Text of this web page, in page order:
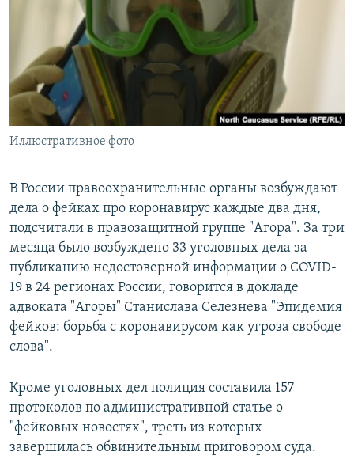
РАСПИСАНИЕ ВЕЩАНИЯ
ПОДПИШИТЕСЬ НА РАССЫЛКУ
СОЦИАЛЬНЫЕ СЕТИ
Все сайты РСЕ/РС
Иллюстративное фото
В России правоохранительные органы возбуждают
дела о фейках про коронавирус каждые два дня,
подсчитали в правозащитной группе "Агора". За три
месяца было возбуждено 33 уголовных дела за
публикацию недостоверной информации о COVID-
19 в 24 регионах России, говорится в докладе
адвоката "Агоры" Станислава Селезнева "Эпидемия
фейков: борьба с коронавирусом как угроза свободе
слова".
Кроме уголовных дел полиция составила 157
протоколов по административной статье о
"фейковых новостях", треть из которых
завершилась обвинительным приговором суда.